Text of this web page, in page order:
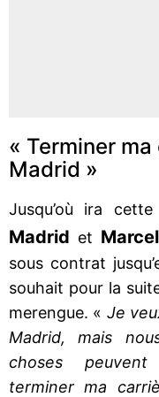
« Terminer
Madrid »
Jusqu’où ira
Madrid et
sous contrat
souhait pour la
merengue. « Je
Madrid, mais
choses
terminer ma